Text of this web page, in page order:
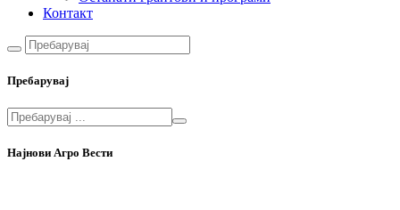
Контакт
Пребарувај
Најнови Агро Вести